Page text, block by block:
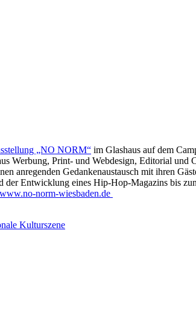
„NO NORM“ im Glashaus auf dem
Werbung, Print- und Webdesign, Editorial
anregenden Gedankenaustausch mit ihren
Entwicklung eines Hip-Hop-Magazins bis
www.no-norm-wiesbaden.de
Kulturszene